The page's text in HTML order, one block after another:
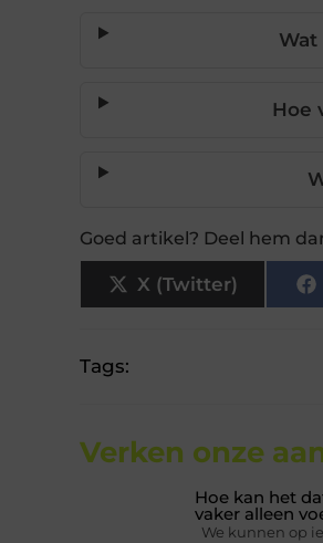
Hoe
Goed artikel? Deel hem
X (Twitter)
Tags:
Verken onze
Hoe kan het
vaker alleen
We kunnen op